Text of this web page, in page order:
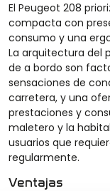
El Peugeot 208
compacta con
consumo y una
La arquitectura del
de a bordo son
sensaciones de
carretera, y una
prestaciones y
maletero y la
usuarios que
regularmente.
Ventajas